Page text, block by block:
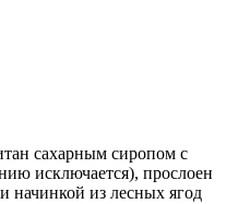
сахарным сиропом с
исключается), прослоен
начинкой из лесных ягод